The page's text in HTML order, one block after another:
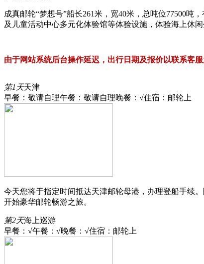
成真邮轮“梦想号”船长261米，宽40米，总吨位77500
及儿童活动中心多元化体验馆等体验设施，体验海上休闲
由于网站系统后台操作延迟，出行日期及报价以联系客服
第1天天津
早餐：敬请自理午餐：敬请自理晚餐：√住宿：邮轮上
今天您将于指定时间抵达天津邮轮母港，办理登船手续
开始豪华邮轮畅游之旅。
第2天海上巡游
早餐：√午餐：√晚餐：√住宿：邮轮上